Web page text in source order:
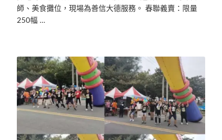
師、美食攤位，現場為善信大德服務。 春聯義賣：限量
250幅 …